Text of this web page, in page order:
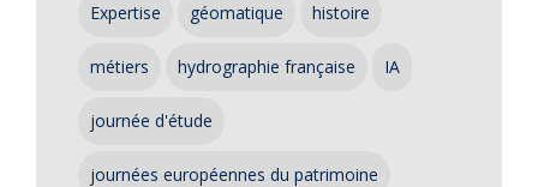
Expertise géomatique histoire
métiers hydrographie française IA
journée d'étude
journées européennes du patrimoine